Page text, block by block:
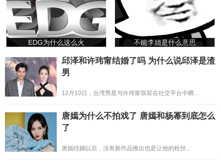
EDG为什么这么火 不能李姐是什么意思
邱泽和许玮甯结婚了吗 为什么说邱泽是渣
男
12月10日，台湾男星与许玮甯双双在社交平台中晒...
唐嫣为什么不拍戏了 唐嫣和杨幂到底怎么
了
唐嫣结婚以后，没有新作品推出也是让他的粉丝...